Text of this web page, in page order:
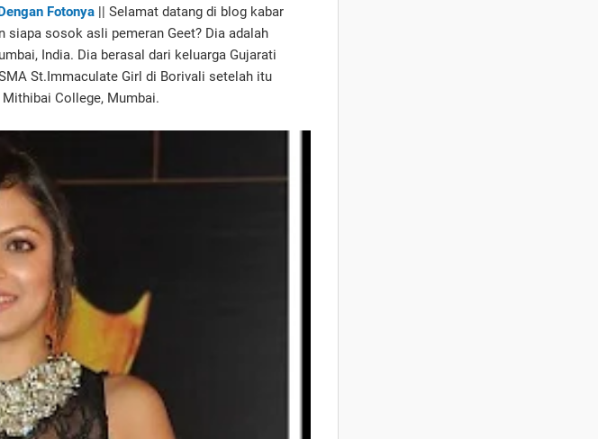
Fotonya || Selamat datang di blog kabar
siapa sosok asli pemeran Geet? Dia adalah
India. Dia berasal dari keluarga Gujarati
St.Immaculate Girl di Borivali setelah itu
College, Mumbai.